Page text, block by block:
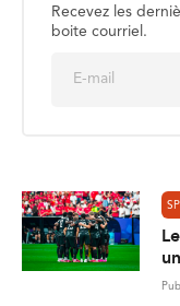
Recevez les
boite courriel.